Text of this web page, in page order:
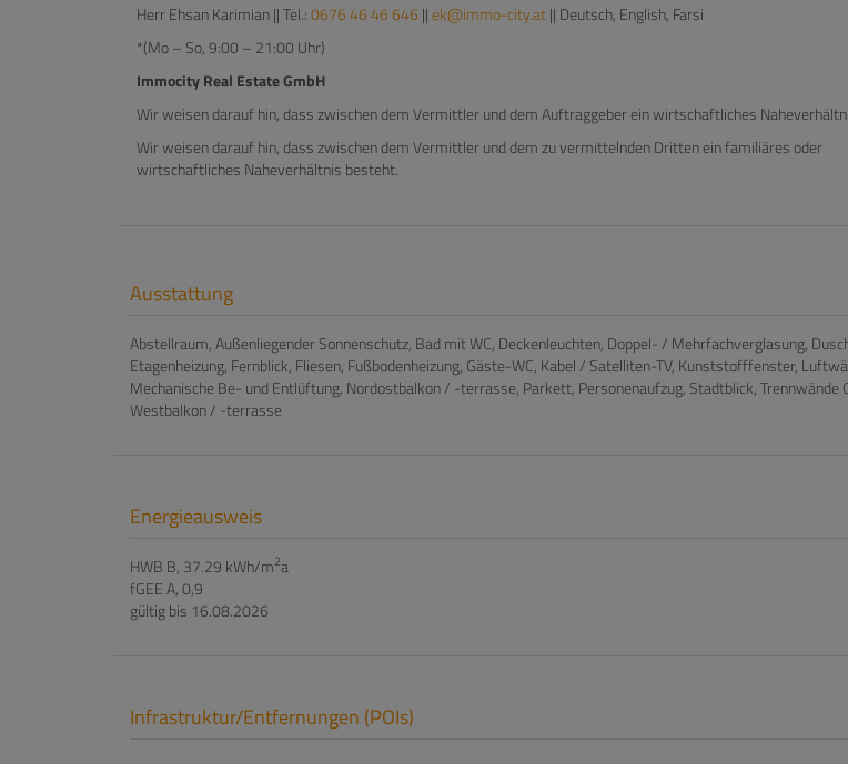
Herr Ehsan Karimian || Tel.:0676 46 46 646 ||ek@immo-city.at|| Deutsch, English, Farsi
*(Mo – So, 9:00 – 21:00 Uhr)
Immocity Real Estate GmbH
Wir weisen darauf hin, dass zwischen dem Vermittler und dem Auftraggeber ein wirtschaftliches
Wir weisen darauf hin, dass zwischen dem Vermittler und dem zu vermittelnden Dritten ein familiäres oder
wirtschaftliches Naheverhältnis besteht.
Ausstattung
Abstellraum Außenliegender Sonnenschutz Bad mit WC Deckenleuchten Doppel- / Mehrfachverglasung
Etagenheizung Fernblick Fliesen Fußbodenheizung Gäste-WC Kabel / Satelliten-TV Kunststofffenster
Mechanische Be- und Entlüftung Nordostbalkon / -terrasse Parkett Personenaufzug Stadtblick Trennwände
Westbalkon / -terrasse
Energieausweis
HWB B, 37.29 kWh/m2a
fGEEA, 0,9
gültig bis 16.08.2026
Infrastruktur/Entfernungen (POIs)